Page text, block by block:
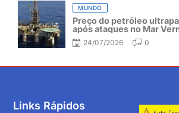
MUNDO
Preço do petróleo
após ataques no Mar
24/07/2026 0
Links Rápidos